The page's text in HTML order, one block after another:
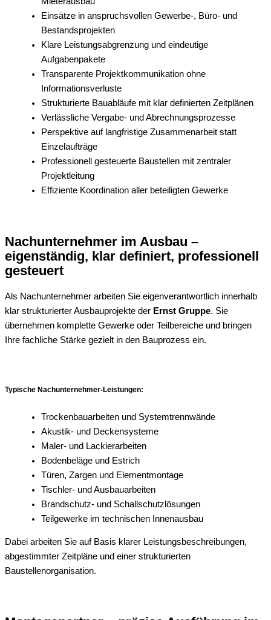
Einsätze in anspruchsvollen Gewerbe-, Büro- und
Bestandsprojekten
Klare Leistungsabgrenzung und eindeutige
Aufgabenpakete
Transparente Projektkommunikation ohne
Informationsverluste
Strukturierte Bauabläufe mit klar definierten Zeitplänen
Verlässliche Vergabe- und Abrechnungsprozesse
Perspektive auf langfristige Zusammenarbeit statt
Einzelaufträge
Professionell gesteuerte Baustellen mit zentraler
Projektleitung
Effiziente Koordination aller beteiligten Gewerke
Nachunternehmer im Ausbau –
eigenständig, klar definiert, professionell
gesteuert
Als Nachunternehmer arbeiten Sie eigenverantwortlich innerhalb
klar strukturierter Ausbauprojekte der Ernst Gruppe. Sie
übernehmen komplette Gewerke oder Teilbereiche und bringen
Ihre fachliche Stärke gezielt in den Bauprozess ein.
Typische Nachunternehmer-Leistungen:
Trockenbauarbeiten und Systemtrennwände
Akustik- und Deckensysteme
Maler- und Lackierarbeiten
Bodenbeläge und Estrich
Türen, Zargen und Elementmontage
Tischler- und Ausbauarbeiten
Brandschutz- und Schallschutzlösungen
Teilgewerke im technischen Innenausbau
Dabei arbeiten Sie auf Basis klarer Leistungsbeschreibungen,
abgestimmter Zeitpläne und einer strukturierten
Baustellenorganisation.